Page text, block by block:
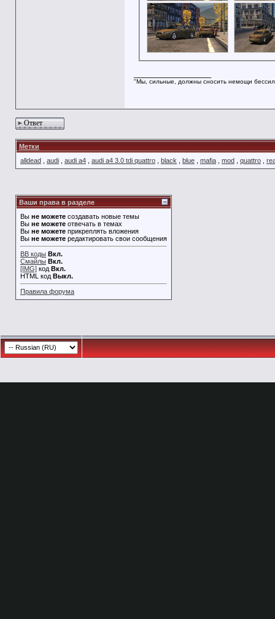
"Мы, сильные, должны сносить немощи
Ответ
Метки
alldead
audi audi a4 audi a4 3.0 tdi quattro black blue mafia mod quattro
Ваши права в разделе
Вы не можете создавать новые темы
Вы не можете отвечать в темах
Вы не можете прикреплять вложения
Вы не можете редактировать свои сообщения
BB коды Вкл.
Смайлы Вкл.
[IMG] код Вкл.
HTML код Выкл.
Правила форума